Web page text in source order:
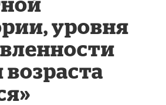
уровня